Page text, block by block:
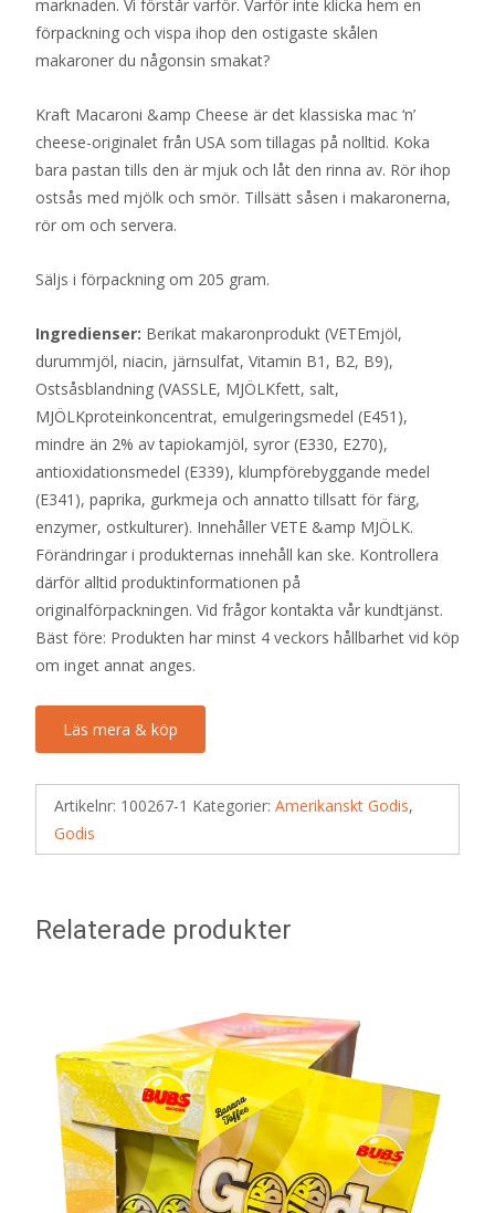
marknaden. Vi förstår varför. Varför inte klicka hem en
förpackning och vispa ihop den ostigaste skålen
makaroner du någonsin smakat?
Kraft Macaroni &amp Cheese är det klassiska mac ‘n’
cheese-originalet från USA som tillagas på nolltid. Koka
bara pastan tills den är mjuk och låt den rinna av. Rör ihop
ostsås med mjölk och smör. Tillsätt såsen i makaronerna,
rör om och servera.
Säljs i förpackning om 205 gram.
Ingredienser: Berikat makaronprodukt (VETEmjöl,
durummjöl, niacin, järnsulfat, Vitamin B1, B2, B9),
Ostsåsblandning (VASSLE, MJÖLKfett, salt,
MJÖLKproteinkoncentrat, emulgeringsmedel (E451),
mindre än 2% av tapiokamjöl, syror (E330, E270),
antioxidationsmedel (E339), klumpförebyggande medel
(E341), paprika, gurkmeja och annatto tillsatt för färg,
enzymer, ostkulturer). Innehåller VETE &amp MJÖLK.
Förändringar i produkternas innehåll kan ske. Kontrollera
därför alltid produktinformationen på
originalförpackningen. Vid frågor kontakta vår kundtjänst.
Bäst före: Produkten har minst 4 veckors hållbarhet vid köp
om inget annat anges.
Läs mera & köp
Artikelnr: 100267-1 Kategorier: Amerikanskt Godis,
Godis
Relaterade produkter